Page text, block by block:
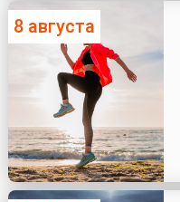
8 августа